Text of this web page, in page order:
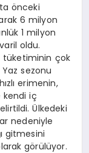
önceki
6 milyon
1 milyon
oldu.
tüketiminin çok
sezonu
erimenin,
kendi iç
Ülkedeki
nedeniyle
gitmesini
görülüyor.